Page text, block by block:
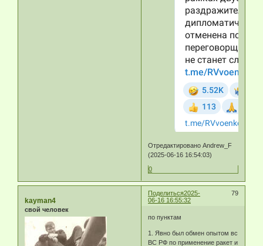
Отредактировано Andrew_F
(2025-06-16 16:54:03)
0
Поделиться 79
2025-
06-16 16:55:32
kayman4
свой человек
по пунктам
1. Явно был обмен опытом вс
ВС РФ по применение ракет и